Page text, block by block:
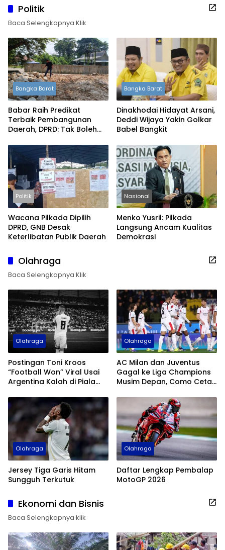
Politik
Baca Selengkapnya Klik
Bangka Barat
Babar Raih Predikat
Terbaik Pembangunan
Daerah, DPRD: Tak Boleh
Bangka Barat
Dinakhodai Hidayat Arsani,
Deddi Wijaya Yakin Golkar
Babel Bangkit
Politik
Wacana Pilkada Dipilih
DPRD, GNB Desak
Keterlibatan Publik Daerah
Nasional
Menko Yusril: Pilkada
Langsung Ancam Kualitas
Demokrasi
Olahraga
Baca Selengkapnya Klik
Olahraga
Postingan Toni Kroos
“Football Won” Viral Usai
Argentina Kalah di Piala
Olahraga
AC Milan dan Juventus
Gagal ke Liga Champions
Musim Depan, Como Cetak
Olahraga
Jersey Tiga Garis Hitam
Sungguh Terkutuk
Olahraga
Daftar Lengkap Pembalap
MotoGP 2026
Ekonomi dan Bisnis
Baca Selengkapnya klik